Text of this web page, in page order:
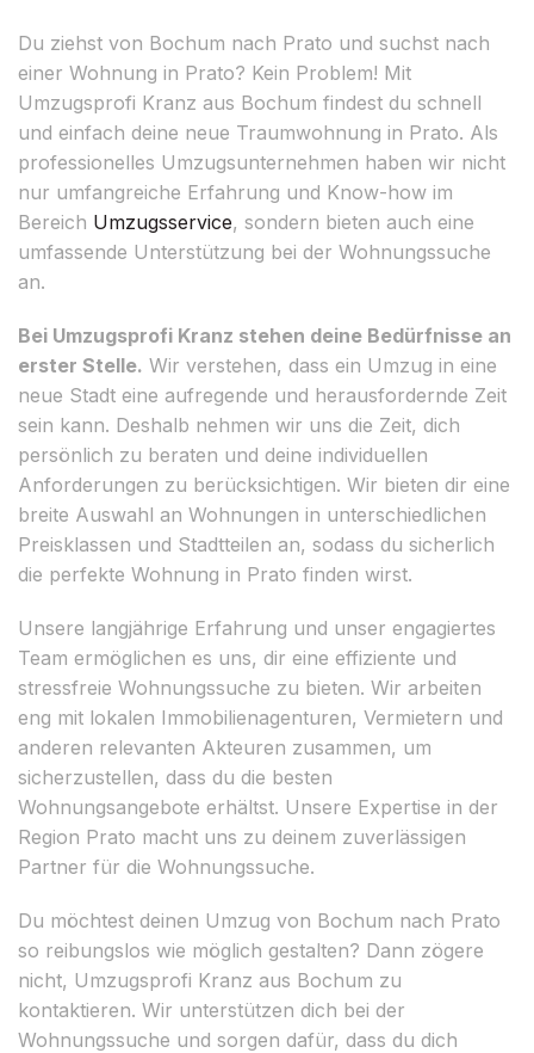
Du ziehst von Bochum nach Prato und suchst nach
einer Wohnung in Prato? Kein Problem! Mit
Umzugsprofi Kranz aus Bochum findest du schnell
und einfach deine neue Traumwohnung in Prato. Als
professionelles Umzugsunternehmen haben wir nicht
nur umfangreiche Erfahrung und Know-how im
Bereich Umzugsservice, sondern bieten auch eine
umfassende Unterstützung bei der Wohnungssuche
an.
Bei Umzugsprofi Kranz stehen deine Bedürfnisse an
erster Stelle. Wir verstehen, dass ein Umzug in eine
neue Stadt eine aufregende und herausfordernde Zeit
sein kann. Deshalb nehmen wir uns die Zeit, dich
persönlich zu beraten und deine individuellen
Anforderungen zu berücksichtigen. Wir bieten dir eine
breite Auswahl an Wohnungen in unterschiedlichen
Preisklassen und Stadtteilen an, sodass du sicherlich
die perfekte Wohnung in Prato finden wirst.
Unsere langjährige Erfahrung und unser engagiertes
Team ermöglichen es uns, dir eine effiziente und
stressfreie Wohnungssuche zu bieten. Wir arbeiten
eng mit lokalen Immobilienagenturen, Vermietern und
anderen relevanten Akteuren zusammen, um
sicherzustellen, dass du die besten
Wohnungsangebote erhältst. Unsere Expertise in der
Region Prato macht uns zu deinem zuverlässigen
Partner für die Wohnungssuche.
Du möchtest deinen Umzug von Bochum nach Prato
so reibungslos wie möglich gestalten? Dann zögere
nicht, Umzugsprofi Kranz aus Bochum zu
kontaktieren. Wir unterstützen dich bei der
Wohnungssuche und sorgen dafür, dass du dich